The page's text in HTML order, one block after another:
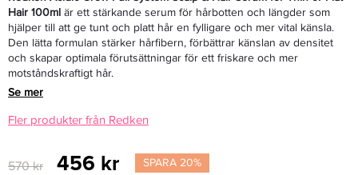
Hair 100ml är ett stärkande serum för hårbotten och längder som
hjälper till att ge tunt och platt hår en fylligare och mer vital känsla.
Den lätta formulan stärker hårfibern, förbättrar känslan av densitet
och skapar optimala förutsättningar för ett friskare och mer
motståndskraftigt hår.
Se mer
Fler produkter från Redken
570 kr 456 kr SPARA 20%